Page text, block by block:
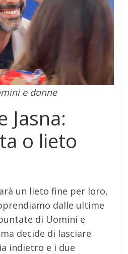
e donne
Jasna:
o lieto
un lieto fine per loro,
dalle ultime
di Uomini e
decide di lasciare
indietro e i due